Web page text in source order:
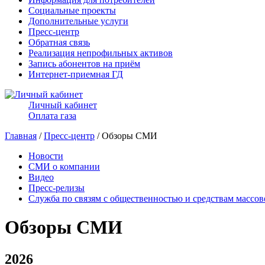
Социальные проекты
Дополнительные услуги
Пресс-центр
Обратная связь
Реализация непрофильных активов
Запись абонентов на приём
Интернет-приемная ГД
Личный кабинет
Оплата газа
Главная /Пресс-центр / Обзоры СМИ
Новости
СМИ о компании
Видео
Пресс-релизы
Служба по связям с общественностью и средствам
Обзоры СМИ
2026